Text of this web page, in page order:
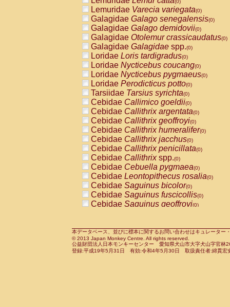
AtelidaeAlouattaspp.(0)
AtelidaeAteles belzebuth(0)
AtelidaeAteles geoffroyi(0)
AtelidaeAteles paniscus(0)
AtelidaeAtelesspp.(0)
Atelidae Lagothrix lagothricha
AtelidaeLagothrix lagothricha cana
PitheciidaeCacajao calvus
PitheciidaeCallicebus cupreus
PitheciidaeCallicebus donacophilus
PitheciidaeCallicebus moloch
PitheciidaeCallicebus torquatus
PitheciidaeCallicebusspp.(0)
PitheciidaeChiropotes satanas(0)
PitheciidaePithecia monachus
PitheciidaePithecia pithecia(0)
CercopithecidaeCercocebus agilis
CercopithecidaeCercocebus
CercopithecidaeCercocebus
CercopithecidaeCercocebus
CercopithecidaeCercocebus
CercopithecidaeCercocebushybrid
CercopithecidaePapio anubis(0)
CercopithecidaePapio cynocephalus
CercopithecidaePapio hamadryas(0)
(0)
Lemuridae Varecia variegata(0)
Galagidae Galago senegalensis(0)
Galagidae Galago demidovii(0)
Galagidae Otolemur crassicaudatus(0)
Galagidae Galagidae spp.(0)
Loridae Loris tardigradus(0)
Loridae Nycticebus coucang(0)
Loridae Nycticebus pygmaeus(0)
Loridae Perodicticus potto(0)
Tarsiidae Tarsius syrichta(0)
Cebidae Callimico goeldii(0)
Cebidae Callithrix argentata(0)
Cebidae Callithrix geoffroyi(0)
Cebidae Callithrix humeralifer(0)
Cebidae Callithrix jacchus(0)
Cebidae Callithrix penicillata(0)
Cebidae Callithrixspp.(0)
Cebidae Cebuella pygmaea(0)
Cebidae Leontopithecus rosalia(0)
Cebidae Saguinus bicolor(0)
Cebidae Saguinus fuscicollis(0)
Cebidae Saguinus geoffroyi(0)
CebidaeSaguinus leucopus(0)
CebidaeSaguinus midas(0)
Cebidae Saguinus mystax(0)
本データベース、並びに標本に関するお問い合わせはキュレータ
© 2013 Japan Monkey Centre. All rights reserved.
公益財団法人日本モンキーセンター 愛知県犬山市大字犬山字官
登録:平成19年5月31日 有効:令和4年5月30日 取扱責任者:綿貫宏